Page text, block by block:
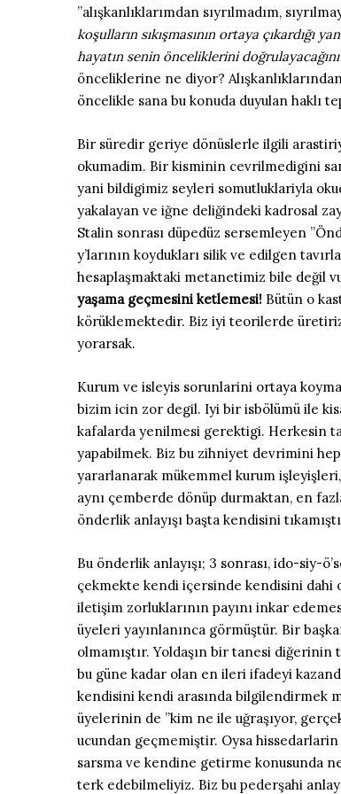
”alışkanlıklarımdan sıyrılmadım,
koşulların sıkışmasının ortaya çıkardığı
hayatın senin önceliklerini
önceliklerine ne diyor?
öncelikle sana bu konuda duyulan haklı
Bir süredir geriye dönüslerle ilgili
okumadim. Bir kisminin cevrilmedigini
yani bildigimiz seyleri somutluklariyla
yakalayan ve iğne deliğindeki kadrosal
Stalin sonrası düpedüz sersemleyen
y’larının koydukları silik ve edilgen
hesaplaşmaktaki metanetimiz bile değil
yaşama geçmesini ketlemesi! Bütün o
körüklemektedir. Biz iyi teorilerde
yorarsak.
Kurum ve isleyis sorunlarini ortaya
bizim icin zor degil. Iyi bir isbölümü ile
kafalarda yenilmesi gerektigi. Herkesin
yapabilmek. Biz bu zihniyet devrimini
yararlanarak mükemmel kurum
aynı çemberde dönüp durmaktan, en
önderlik anlayışı başta kendisini
Bu önderlik anlayışı; 3 sonrası, ido-siy-
çekmekte kendi içersinde kendisini dahi
iletişim zorluklarının payını inkar
üyeleri yayınlanınca görmüştür. Bir
olmamıştır. Yoldaşın bir tanesi
bu güne kadar olan en ileri ifadeyi
kendisini kendi arasında bilgilendirmek
üyelerinin de ”kim ne ile uğraşıyor,
ucundan geçmemiştir. Oysa
sarsma ve kendine getirme konusunda
terk edebilmeliyiz. Biz bu pederşahi